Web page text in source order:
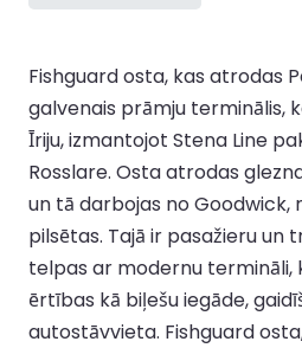
Fishguard osta, kas atrodas
galvenais prāmju terminālis,
Īriju, izmantojot Stena Line
Rosslare. Osta atrodas
un tā darbojas no Goodwick,
pilsētas. Tajā ir pasažieru un
telpas ar modernu termināli,
ērtības kā biļešu iegāde,
autostāvvieta. Fishguard